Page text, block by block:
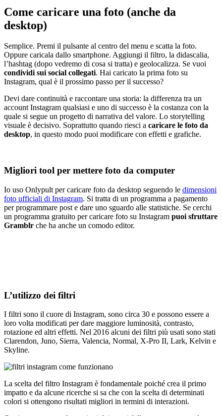
Come caricare una foto (anche da
desktop)
Semplice. Premi il pulsante al centro del menu e scatta la foto.
Oppure caricala dallo smartphone. Aggiungi il filtro, la didascalia,
l’hashtag (dopo vedremo di cosa si tratta) e geolocalizza. Se vuoi
condividi sui social collegati. Hai caricato la prima foto su
Instagram, qual è il prossimo passo per il successo?
Devi dare continuità e raccontare una storia: la differenza tra un
account Instagram qualsiasi e uno di successo è la costanza con la
quale si segue un progetto di narrativa del valore. Lo storytelling
visuale è decisivo. Soprattutto quando riesci a caricare le foto da
desktop, in questo modo puoi modificare con effetti e grafiche.
Migliori tool per mettere foto da computer
Io uso Onlypult per caricare foto da desktop seguendo le dimensioni
foto ufficiali di Instagram. Si tratta di un programma a pagamento
per programmare post e dare uno sguardo alle statistiche. Se cerchi
un programma gratuito per caricare foto su Instagram puoi sfruttare
Gramblr che ha anche un comodo editor.
L’utilizzo dei filtri
I filtri sono il cuore di Instagram, sono circa 30 e possono essere a
loro volta modificati per dare maggiore luminosità, contrasto,
rotazione ed altri effetti. Nel 2016 alcuni dei filtri più usati sono stati
Clarendon, Juno, Sierra, Valencia, Normal, X-Pro II, Lark, Kelvin e
Skyline.
La scelta del filtro Instagram è fondamentale poiché crea il primo
impatto e da alcune ricerche si sa che con la scelta di determinati
colori si ottengono risultati migliori in termini di interazioni.